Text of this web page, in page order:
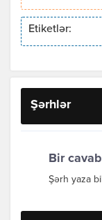
Etiketlər:
Şərhlər
Bir
Şərh yaza